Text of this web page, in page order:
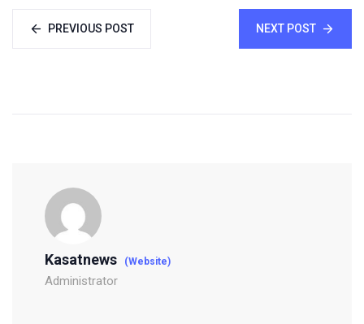
PREVIOUS POST NEXT POST
Kasatnews (Website)
Administrator